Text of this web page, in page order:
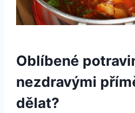
Oblíbené
nezdravými
dělat?